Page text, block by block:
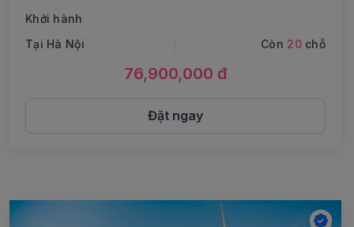
Khởi hành
Tại Hà Nội
Còn 20chỗ
76,900,000 đ
Đặt ngay